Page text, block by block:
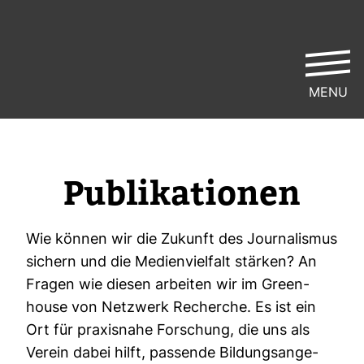
Publi­ka­tionen
Wie können wir die Zukunft des Jour­na­lismus
sichern und die Medi­en­viel­falt stärken? An
Fragen wie diesen arbeiten wir im Green­
house von Netz­werk Recherche. Es ist ein
Ort für pra­xis­nahe For­schung, die uns als
Verein dabei hilft, pas­sende Bil­dungs­an­ge­
MENU